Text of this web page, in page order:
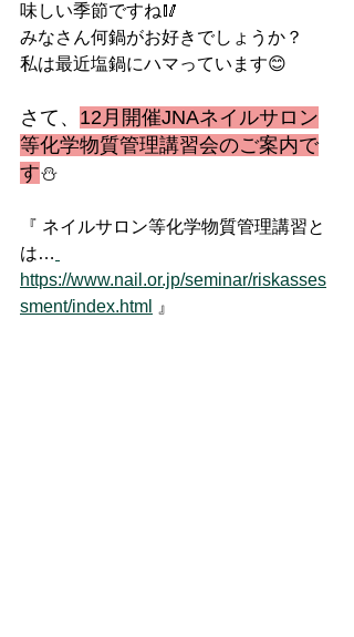
味しい季節ですね🥢
みなさん何鍋がお好きでしょうか？
私は最近塩鍋にハマっています😊
さて、 12月開催JNAネイルサロン
等化学物質管理講習会のご案内で
す⛄
『 ネイルサロン等化学物質管理講習と
は…
https://www.nail.or.jp/seminar/riskasses
sment/index.html
』